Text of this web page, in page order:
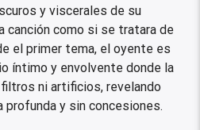
y viscerales de su
canción como si se tratara de
el primer tema, el oyente es
íntimo y envolvente donde la
ni artificios, revelando
y sin concesiones.